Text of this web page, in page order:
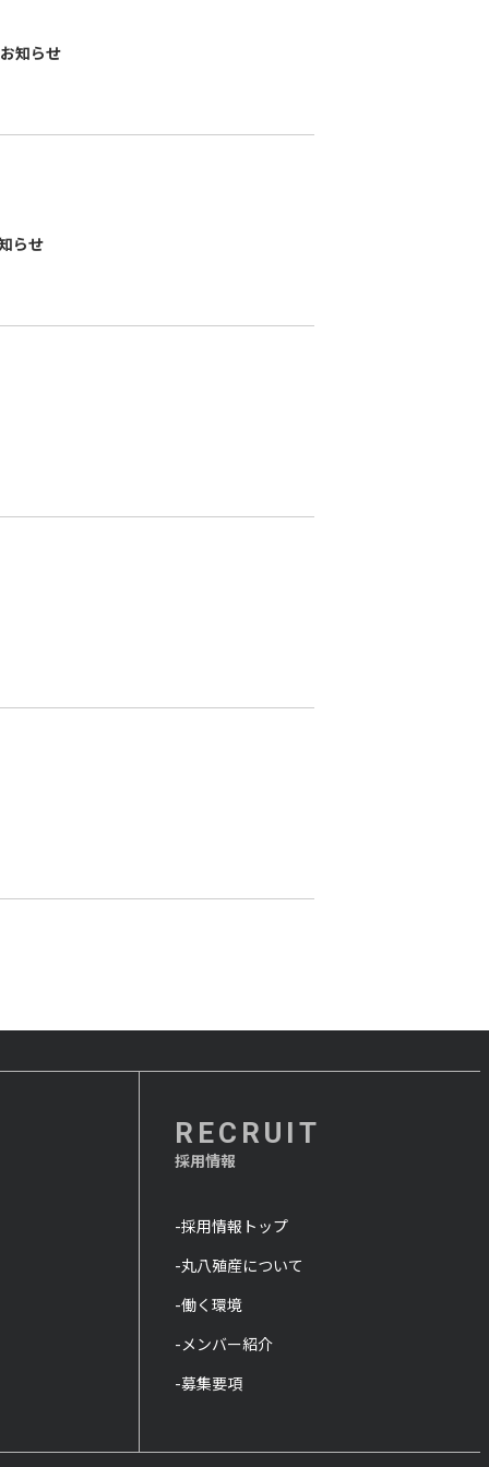
知らせ
らせ
RECRUIT
採用情報
-採用情報トップ
-丸八殖産について
-働く環境
-メンバー紹介
-募集要項